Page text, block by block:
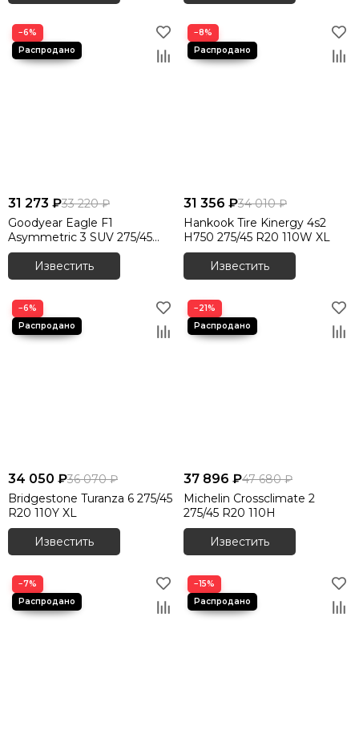
−6%
31 273 ₽33 220 ₽
Goodyear Eagle F1
Asymmetric 3 SUV 275/45
R20 110Y XL
Известить
−8%
31 356 ₽34 010 ₽
Hankook Tire Kinergy 4s2
H750 275/45 R20 110W XL
Известить
−6%
34 050 ₽36 070 ₽
Bridgestone Turanza 6 275/45
R20 110Y XL
Известить
−21%
37 896 ₽47 680 ₽
Michelin Crossclimate 2
275/45 R20 110H
Известить
−7% −15%